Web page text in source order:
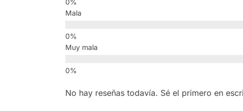
Mala
Muy mala
No hay reseñas todavía. Sé el primero en